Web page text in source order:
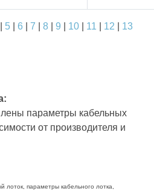
5| 6 7 8| 9 10| 11 12 13
параметры кабельных
от производителя и
лоток, параметры кабельного лотка,